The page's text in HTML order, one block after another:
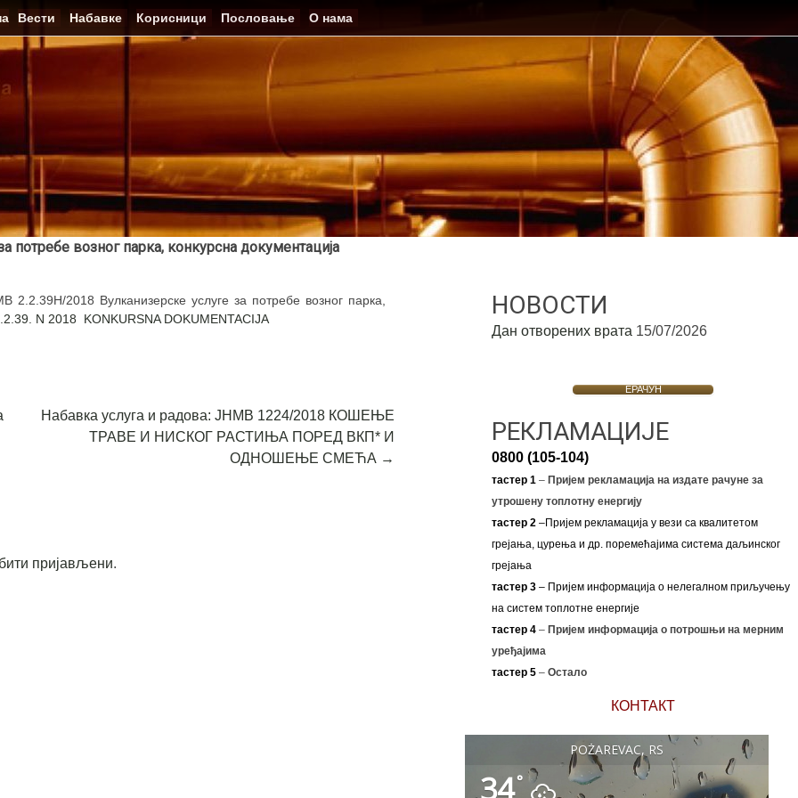
Вести Набавке Корисници Пословање О нама
возног парка, конкурсна документација
2018 Вулканизерске услуге за потребе возног парка,
N 2018 KONKURSNA DOKUMENTACIJA
Набавка услуга и радова: ЈНМВ 1224/2018 КОШЕЊЕ
ТРАВЕ И НИСКОГ РАСТИЊА ПОРЕД ВКП* И
ОДНОШЕЊЕ СМЕЋА →
бити пријављени.
НОВОСТИ
Дан отворених врата 15/07/2026
ЕРАЧУН
РЕКЛАМАЦИЈЕ
0800 (105-104)
тастер 1–Пријем рекламација на издате рачуне за
утрошену топлотну енергију
тастер 2–Пријем рекламација у вези са квалитетом
грејања, цурења и др. поремећајима система даљинског
грејања
тастер 3– Пријем информација о нелегалном приључењу
на систем топлотне енергије
тастер 4 – Пријем информација о потрошњи на мерним
уређајима
тастер 5 – Остало
КОНТАКТ
POŽAREVAC, RS
34°